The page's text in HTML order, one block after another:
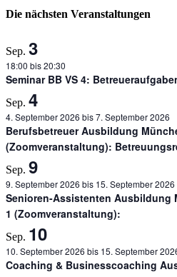
Die nächsten Veranstaltungen
Sep. 3
18:00 bis20:30
Seminar BB VS 4:
Sep. 4
4. September 2026 bis7. September 2026
Berufsbetreuer Ausbildung
(Zoomveranstaltung):
Sep. 9
9. September 2026 bis 15. September 2026
Senioren-Assistenten Ausbildung
1 (Zoomveranstaltung):
Sep. 10
10. September 2026 bis 15. September
Coaching & Businesscoaching